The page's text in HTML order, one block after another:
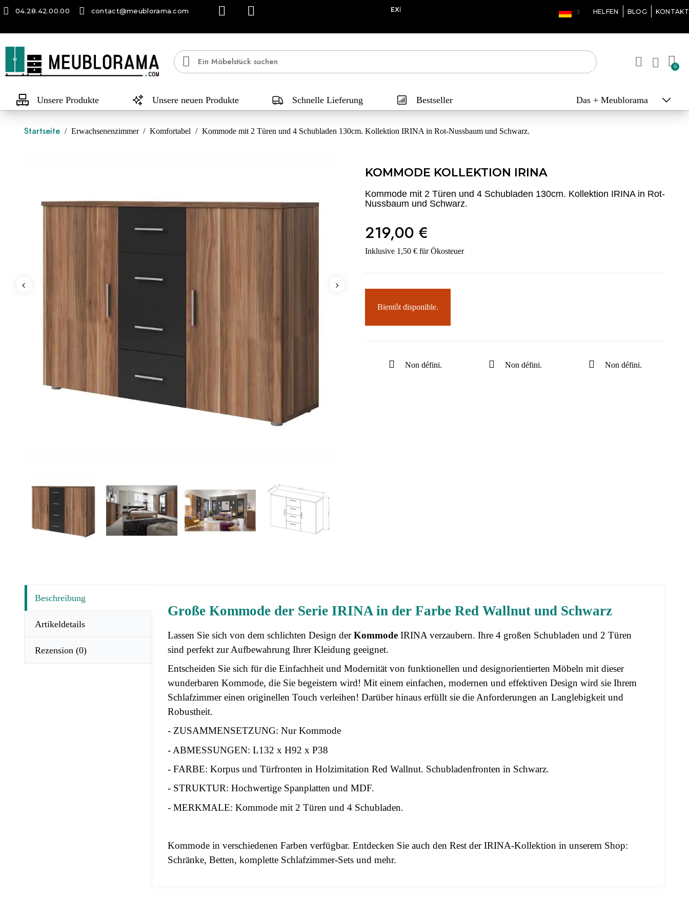
04.28.42.00.00 contact@meublorama.com EINFACHE ZAHLUNG IN 3X, 4X ODER 10X HELFEN BLOG KONTAKT
Unsere Produkte Unsere neuen Produkte Schnelle Lieferung Bestseller Das + Meublorama
Startseite Erwachsenenzimmer Komfortabel Kommode mit 2 Türen und 4 Schubladen 130cm. Kollektion IRINA in Rot-Nussbaum und Schwarz.
KOMMODE KOLLEKTION IRINA
Kommode mit 2 Türen und 4 Schubladen 130cm. Kollektion IRINA in Rot-
Nussbaum und Schwarz.
219,00 €
Inklusive 1,50 € für Ökosteuer
Bientôt disponible.
Non défini. Non défini. Non défini.
Beschreibung
Artikeldetails
Rezension (0)
Große Kommode der Serie IRINA in der Farbe Red Wallnut und Schwarz
Lassen Sie sich von dem schlichten Design derKommode IRINA verzaubern. Ihre 4 großen Schubladen und 2 Türen
sind perfekt zur Aufbewahrung Ihrer Kleidung geeignet.
Entscheiden Sie sich für die Einfachheit und Modernität von funktionellen und designorientierten Möbeln mit dieser
wunderbaren Kommode, die Sie begeistern wird! Mit einem einfachen, modernen und effektiven Design wird sie Ihrem
Schlafzimmer einen originellen Touch verleihen! Darüber hinaus erfüllt sie die Anforderungen an Langlebigkeit und
Robustheit.
- ZUSAMMENSETZUNG: Nur Kommode
- ABMESSUNGEN: L132 x H92 x P38
- FARBE: Korpus und Türfronten in Holzimitation Red Wallnut. Schubladenfronten in Schwarz.
- STRUKTUR: Hochwertige Spanplatten und MDF.
- MERKMALE: Kommode mit 2 Türen und 4 Schubladen.
Kommode in verschiedenen Farben verfügbar. Entdecken Sie auch den Rest der IRINA-Kollektion in unserem Shop:
Schränke, Betten, komplette Schlafzimmer-Sets und mehr.